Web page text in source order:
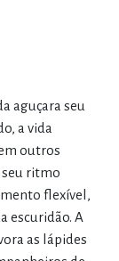
aguçara seu
a vida
outros
seu ritmo
flexível,
escuridão. A
as lápides